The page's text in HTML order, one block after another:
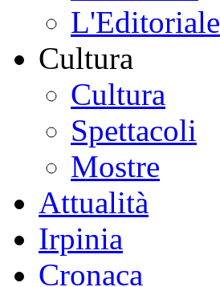
L'Editoriale
Cultura
Cultura
Spettacoli
Mostre
Attualità
Irpinia
Cronaca